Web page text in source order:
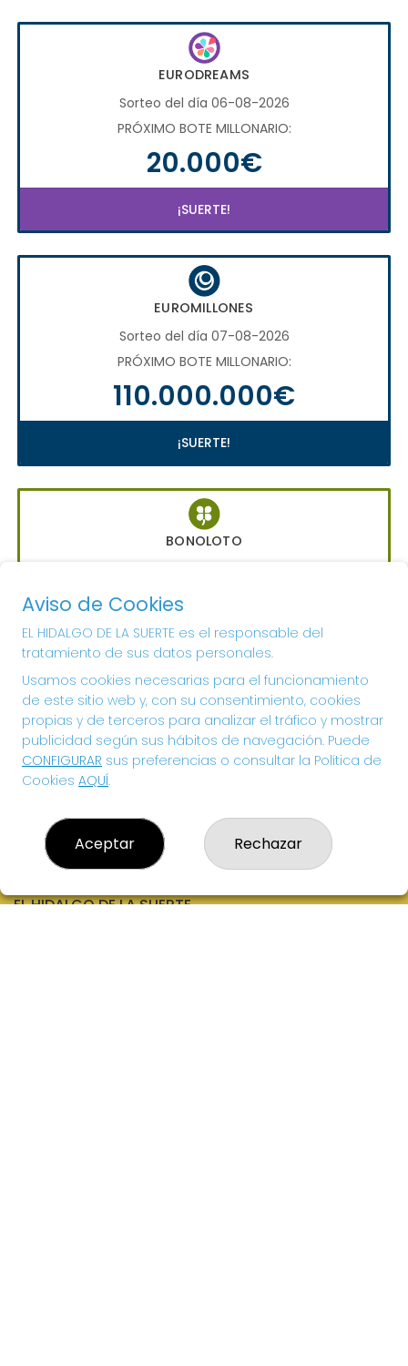
EURODREAMS
Sorteo del día 06-08-2026
PRÓXIMO BOTE MILLONARIO:
20.000€
¡SUERTE!
EUROMILLONES
Sorteo del día 07-08-2026
PRÓXIMO BOTE MILLONARIO:
110.000.000€
¡SUERTE!
BONOLOTO
PRÓXIMO BOTE MILLONARIO:
700.000€
¡SUERTE!
EL HIDALGO DE LA SUERTE
Aviso de Cookies
EL HIDALGO DE LA SUERTE es el responsable del
tratamiento de sus datos personales.
Usamos cookies necesarias para el funcionamiento
de este sitio web y, con su consentimiento, cookies
propias y de terceros para analizar el tráfico y mostrar
publicidad según sus hábitos de navegación. Puede
CONFIGURAR sus preferencias o consultar la Política de
Cookies AQUÍ.
Aceptar Rechazar